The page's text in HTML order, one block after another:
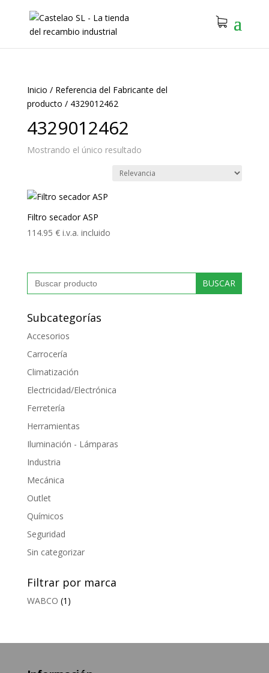
Inicio / Referencia del Fabricante del
producto / 4329012462
4329012462
Mostrando el único resultado
Filtro secador ASP
114.95 € i.v.a. incluido
Buscar:
Subcategorías
Accesorios
Carrocería
Climatización
Electricidad/Electrónica
Ferretería
Herramientas
Iluminación - Lámparas
Industria
Mecánica
Outlet
Químicos
Seguridad
Sin categorizar
Filtrar por marca
WABCO (1)